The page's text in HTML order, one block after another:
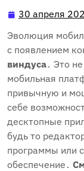
30 апреля
Эволюция
с появлением
виндуса․ Это
мобильная
привычную и
себе
десктопные
будь то
программы или
обеспечение․